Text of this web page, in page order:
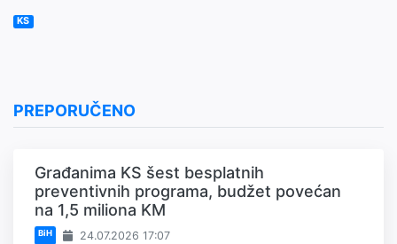
KS
PREPORUČENO
Građanima KS šest besplatnih
preventivnih programa, budžet povećan
na 1,5 miliona KM
BiH 24.07.2026 17:07